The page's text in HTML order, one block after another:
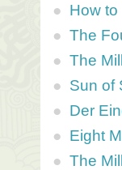
How to
The
The
Sun of
Der
Eight
The